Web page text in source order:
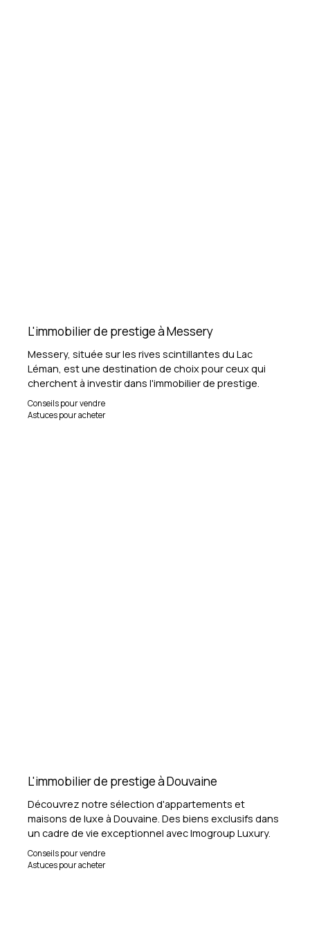
L'immobilier de prestige à Messery
Messery, située sur les rives scintillantes du Lac
Léman, est une destination de choix pour ceux qui
cherchent à investir dans l'immobilier de prestige.
Conseils pour vendre
Astuces pour acheter
L'immobilier de prestige à Douvaine
Découvrez notre sélection d'appartements et
maisons de luxe à Douvaine. Des biens exclusifs dans
un cadre de vie exceptionnel avec Imogroup Luxury.
Conseils pour vendre
Astuces pour acheter